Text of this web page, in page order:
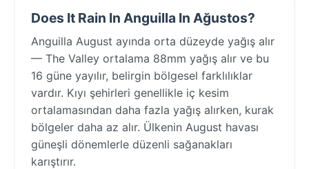
Does It Rain In Anguilla In Ağustos?
Anguilla August ayında orta düzeyde yağış alır
— The Valley ortalama 88mm yağış alır ve bu
16 güne yayılır, belirgin bölgesel farklılıklar
vardır. Kıyı şehirleri genellikle iç kesim
ortalamasından daha fazla yağış alırken, kurak
bölgeler daha az alır. Ülkenin August havası
güneşli dönemlerle düzenli sağanakları
karıştırır.